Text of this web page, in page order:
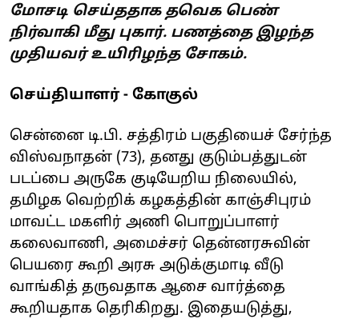
மோசடி செய்ததாக தவெக பெண்
நிர்வாகி மீது புகார். பணத்தை இழந்த
முதியவர் உயிரிழந்த சோகம்.
செய்தியாளர் - கோகுல்
சென்னை டி.பி. சத்திரம் பகுதியைச் சேர்ந்த
விஸ்வநாதன் (73), தனது குடும்பத்துடன்
படப்பை அருகே குடியேறிய நிலையில்,
தமிழக வெற்றிக் கழகத்தின் காஞ்சிபுரம்
மாவட்ட மகளிர் அணி பொறுப்பாளர்
கலைவாணி, அமைச்சர் தென்னரசுவின்
பெயரை கூறி அரசு அடுக்குமாடி வீடு
வாங்கித் தருவதாக ஆசை வார்த்தை
கூறியதாக தெரிகிறது. இதையடுத்து,